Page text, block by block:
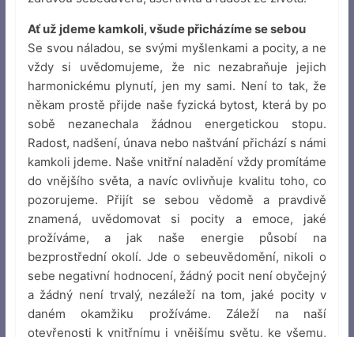
Ať už jdeme kamkoli, všude přicházíme se sebou
Se svou náladou, se svými myšlenkami a pocity, a ne
vždy si uvědomujeme, že nic nezabraňuje jejich
harmonickému plynutí, jen my sami. Není to tak, že
někam prostě přijde naše fyzická bytost, která by po
sobě nezanechala žádnou energetickou stopu.
Radost, nadšení, únava nebo naštvání přichází s námi
kamkoli jdeme. Naše vnitřní naladění vždy promítáme
do vnějšího světa, a navíc ovlivňuje kvalitu toho, co
pozorujeme. Přijít se sebou vědomě a pravdivě
znamená, uvědomovat si pocity a emoce, jaké
prožíváme, a jak naše energie působí na
bezprostřední okolí. Jde o sebeuvědomění, nikoli o
sebe negativní hodnocení, žádný pocit není obyčejný
a žádný není trvalý, nezáleží na tom, jaké pocity v
daném okamžiku prožíváme. Záleží na naší
otevřenosti k vnitřnímu i vnějšímu světu, ke všemu,